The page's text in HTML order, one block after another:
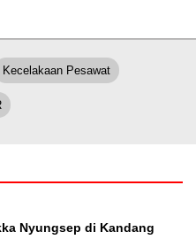
Kecelakaan Pesawat
Nyungsep di Kandang